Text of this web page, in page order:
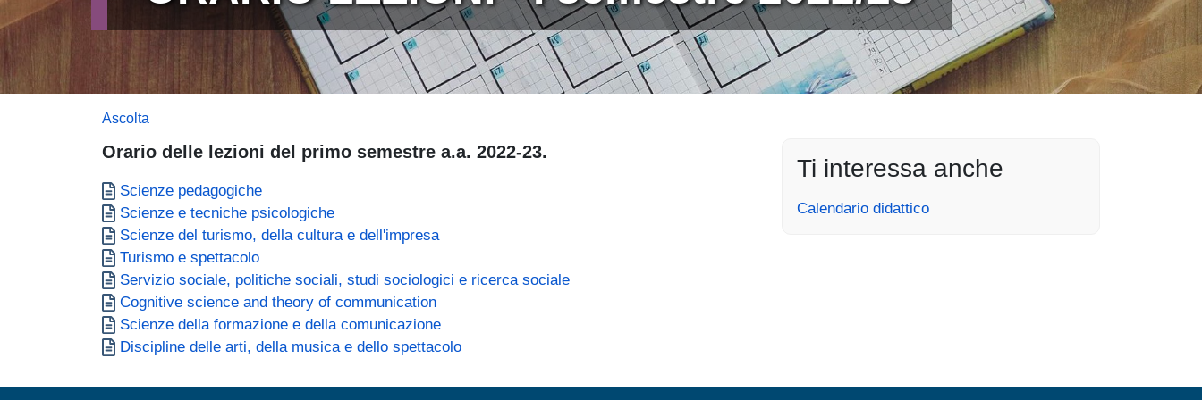
Ascolta
Orario delle lezioni del primo semestre a.a. 2022-23.
Documento
Scienze pedagogiche
Documento
Scienze e tecniche psicologiche
Documento
Scienze del turismo, della cultura e dell'impresa
Documento
Turismo e spettacolo
Documento
Servizio sociale, politiche sociali, studi sociologici e ricerca sociale
Documento
Cognitive science and theory of communication
Documento
Scienze della formazione e della comunicazione
Documento
Discipline delle arti, della musica e dello spettacolo
Ti interessa anche
Calendario didattico